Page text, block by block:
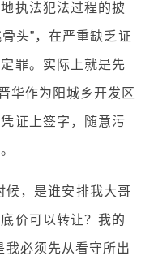
执法犯法过程的披
头”，在严重缺乏证
罪。实际上就是先
华作为阳城乡开发区
证上签字，随意污
，是谁安排我大哥
价可以转让？我的
我必须先从看守所出